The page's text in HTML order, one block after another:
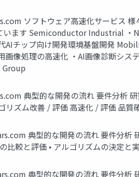
ソフトウェア高速化サービス
います Semiconductor Industrial ・
AIチップ向け開発環境基盤開発
画像処理の高速化 ・AI画像診断シ
典型的な開発の流れ 要件分析
リズム改善 / 評価 高速化 / 評価 品
典型的な開発の流れ 要件分析
比較と評価 • アルゴリズムの決定
典型的な開発の流れ 要件分析